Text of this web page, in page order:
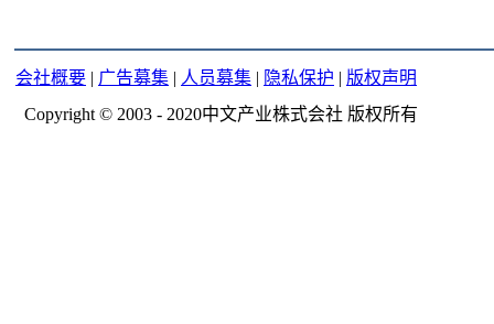
会社概要 | 广告募集 | 人员募集 | 隐私保护 | 版权声明
Copyright © 2003 - 2020中文产业株式会社 版权所有